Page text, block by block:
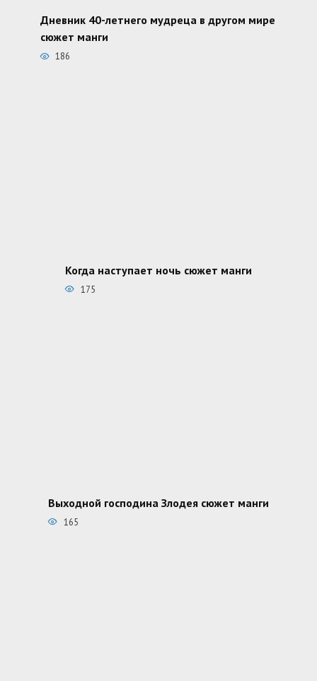
Дневник 40-летнего мудреца в другом мире
сюжет манги
186
Когда наступает ночь сюжет манги
175
Выходной господина Злодея сюжет манги
165